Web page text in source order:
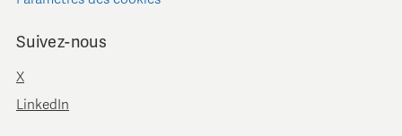
Suivez-nous
X
LinkedIn